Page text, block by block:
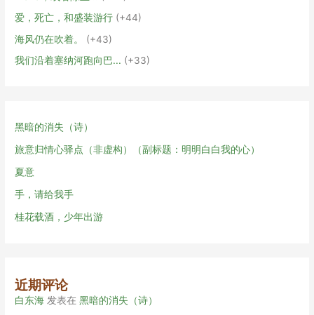
爱，死亡，和盛装游行
+44
海风仍在吹着。
+43
我们沿着塞纳河跑向巴...
+33
黑暗的消失（诗）
旅意归情心驿点（非虚构）（副标题：明明白白我的心）
夏意
手，请给我手
桂花载酒，少年出游
近期评论
白东海 发表在黑暗的消失（诗）